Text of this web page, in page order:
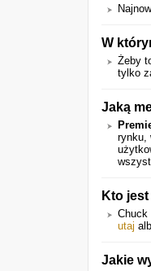
W
Żeby
tylko
Jaką
rynku,
Kto
Chuck
utaj
Jakie